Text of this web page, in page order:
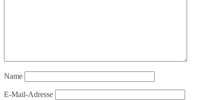
Name
E-Mail-Adresse